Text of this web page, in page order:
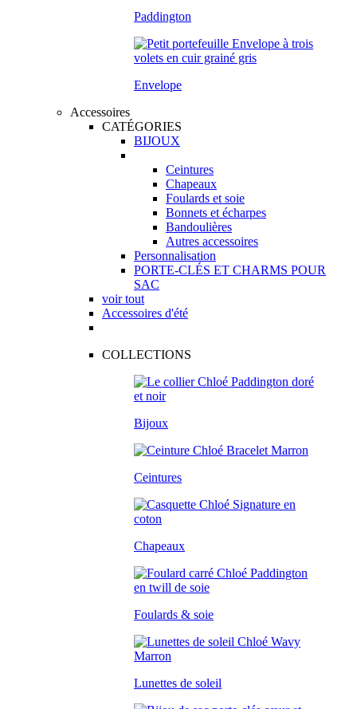
Paddington
Envelope
Accessoires
CATÉGORIES
BIJOUX
Ceintures
Chapeaux
Foulards et soie
Bonnets et écharpes
Bandoulières
Autres accessoires
Personnalisation
PORTE-CLÉS ET CHARMS POUR
SAC
voir tout
Accessoires d'été
COLLECTIONS
Bijoux
Ceintures
Chapeaux
Foulards & soie
Lunettes de soleil